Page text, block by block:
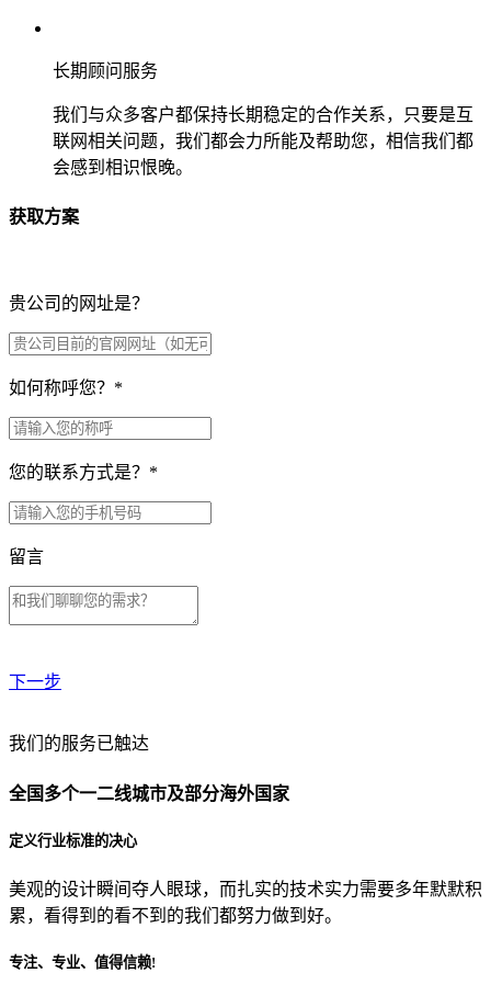
长期顾问服务
我们与众多客户都保持长期稳定的合作关系，只要是互
联网相关问题，我们都会力所能及帮助您，相信我们都
会感到相识恨晚。
获取方案
贵公司的网址是？
如何称呼您？ *
您的联系方式是？ *
留言
下一步
贵公司预算范围是？
贵公司的团队规模是？
目前主要的营销渠道是？
我们的服务已触达
全国多个一二线城市及部分海外国家
定义行业标准的决心
美观的设计瞬间夺人眼球，而扎实的技术实力需要多年默默积
累，看得到的看不到的我们都努力做到好。
专注、专业、值得信赖!